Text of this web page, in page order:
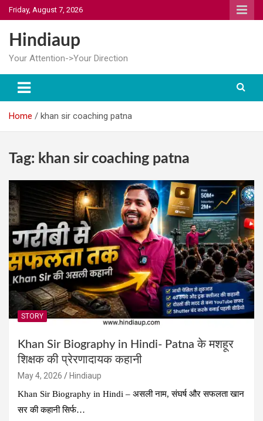
Skip
to
content
Friday, August 7, 2026
Hindiaup
Your Attention->Your Direction
Home khan sir coaching patna
Tag: khan sir coaching patna
STORY
Khan Sir Biography in Hindi- Patna के मशहूर
शिक्षक की प्रेरणादायक कहानी
May 4, 2026
Hindiaup
Khan Sir Biography in Hindi – असली नाम, संघर्ष और सफलता खान
सर की कहानी सिर्फ…